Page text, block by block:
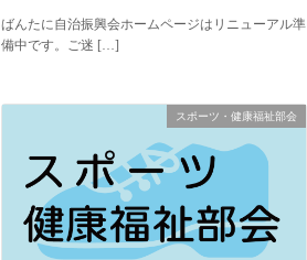
ばんたに自治振興会ホームページはリニューアル準
備中です。ご迷 […]
スポーツ・健康福祉部会